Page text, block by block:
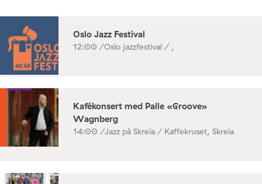
Oslo Jazz Festival
12:00 /Oslo jazzfestival / ,
Kafékonsert med Palle «Groove»
Wagnberg
14:00 /Jazz på Skreia / Kaffekruset, Skreia